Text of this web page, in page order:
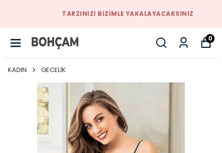
TARZINIZI BIZIMLE YAKALAYACAKSINIZ
0
KADIN GECELİK